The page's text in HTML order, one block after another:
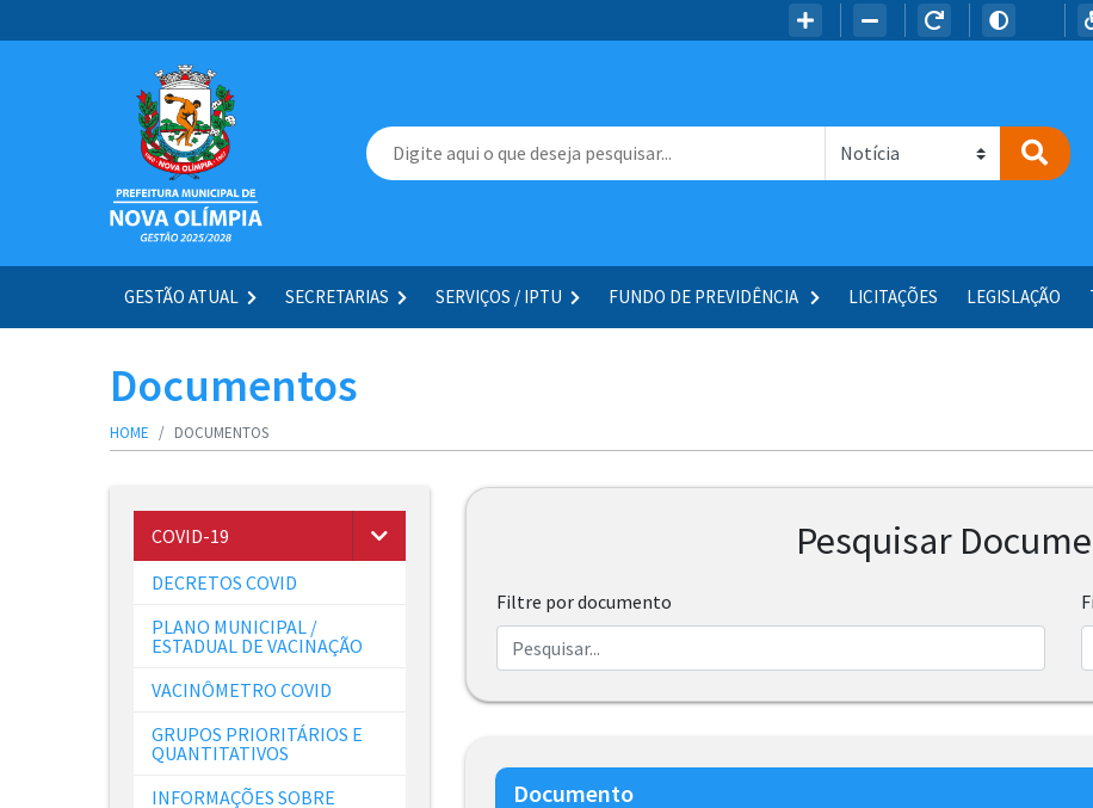
GESTÃO ATUAL SECRETARIAS SERVIÇOS / IPTU FUNDO DE PREVIDÊNCIA LICITAÇÕES LEGISLAÇÃO
Documentos
HOME DOCUMENTOS
COVID-19
DECRETOS COVID
PLANO MUNICIPAL /
ESTADUAL DE VACINAÇÃO
VACINÔMETRO COVID
GRUPOS PRIORITÁRIOS E
QUANTITATIVOS
INFORMAÇÕES SOBRE
Pesquisar
Filtre por documento
Documento